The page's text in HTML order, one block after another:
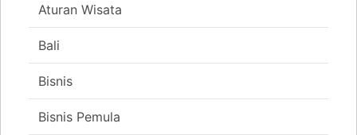
Aturan Wisata
Bali
Bisnis
Bisnis Pemula